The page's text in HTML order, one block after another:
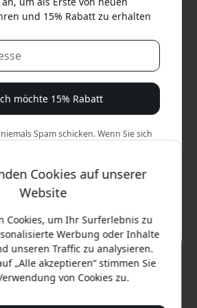
Cookies auf unserer
Website
Cookies, um Ihr Surferlebnis zu
Werbung oder Inhalte
unseren Traffic zu analysieren.
„Alle akzeptieren“ stimmen Sie
von Cookies zu.
und 15% Rabatt zu erhalten
möchte 15% Rabatt
Spam schicken. Wenn Sie sich
lieber den vollen Preis.